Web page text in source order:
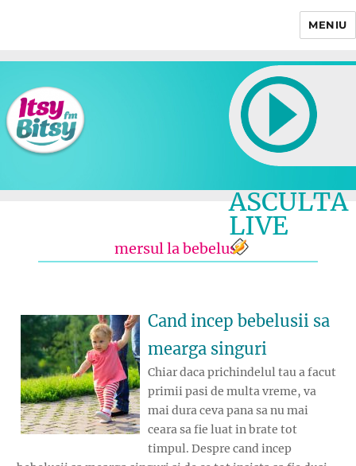
MENIU
ASCULTA
LIVE
mersul la bebelusi
Cand incep bebelusii sa
mearga singuri
Chiar daca prichindelul tau a facut
primii pasi de multa vreme, va
mai dura ceva pana sa nu mai
ceara sa fie luat in brate tot
timpul. Despre cand incep